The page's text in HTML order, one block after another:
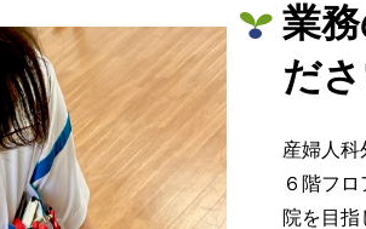
業
だ
産婦人科
６階フ
院を目